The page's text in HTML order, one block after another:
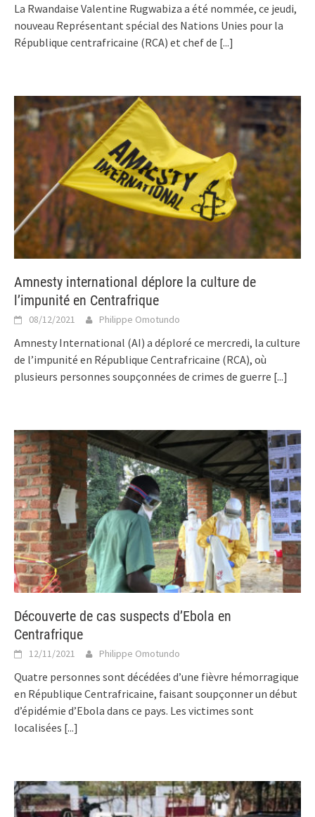
La Rwandaise Valentine Rugwabiza a été nommée, ce jeudi,
nouveau Représentant spécial des Nations Unies pour la
République centrafricaine (RCA) et chef de [...]
Amnesty international déplore la culture de
l’impunité en Centrafrique
08/12/2021 Philippe Omotundo
Amnesty International (AI) a déploré ce mercredi, la culture
de l’impunité en République Centrafricaine (RCA), où
plusieurs personnes soupçonnées de crimes de guerre [...]
Découverte de cas suspects d’Ebola en
Centrafrique
12/11/2021 Philippe Omotundo
Quatre personnes sont décédées d’une fièvre hémorragique
en République Centrafricaine, faisant soupçonner un début
d’épidémie d’Ebola dans ce pays. Les victimes sont
localisées [...]